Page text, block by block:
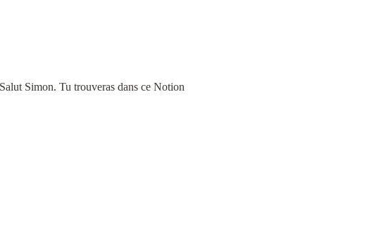
Simon. Tu trouveras dans ce Notion